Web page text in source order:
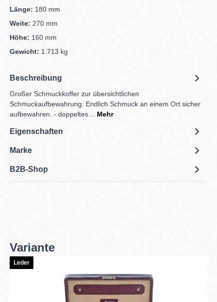
Länge: 180 mm
Weite: 270 mm
Höhe: 160 mm
Gewicht: 1.713 kg
Beschreibung
Großer Schmuckkoffer zur übersichtlichen
Schmuckaufbewahrung. Endlich Schmuck an einem Ort sicher
aufbewahren. - doppeltes… Mehr
Eigenschaften
Marke
B2B-Shop
Variante
Leder